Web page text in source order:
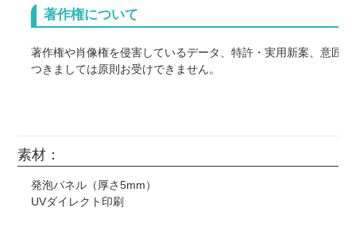
著作権について
著作権や肖像権を侵害しているデータ、特許・実用新案、意匠
つきましては原則お受けできません。
任天堂作品(ポケモン、スプラトゥーン、星のカービィなど)
ムハーツ、ツイステなど) ジブリ作品 藤子不二雄作品 サンラ
ブ!など)
漫画やアニメ、映画やゲームのスクリーンショットなどをその
素材：
発泡パネル（厚さ5mm）
UVダイレクト印刷